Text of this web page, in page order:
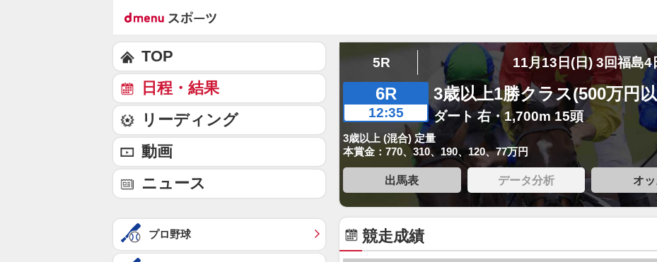
5R 11月13日(日) 3回福島4
6R
12:35
3歳以上1勝クラス(500万円
ダート 右・1,700m 15頭
3歳以上 (混合) 定量
本賞金：770、310、190、120、77万円
出馬表 データ分析 オ
競走成績
TOP
日程・結果
リーディング
動画
ニュース
プロ野球